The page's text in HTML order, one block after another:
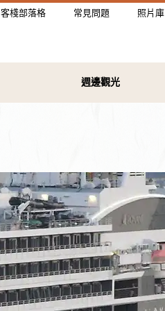
客棧部落格 常見問題 照片庫
週邊觀光